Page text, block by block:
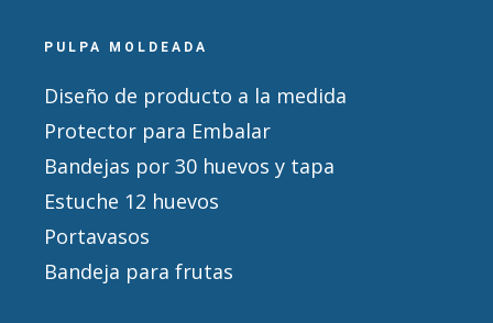
PULPA MOLDEADA
Diseño de producto a la medida
Protector para Embalar
Bandejas por 30 huevos y tapa
Estuche 12 huevos
Portavasos
Bandeja para frutas